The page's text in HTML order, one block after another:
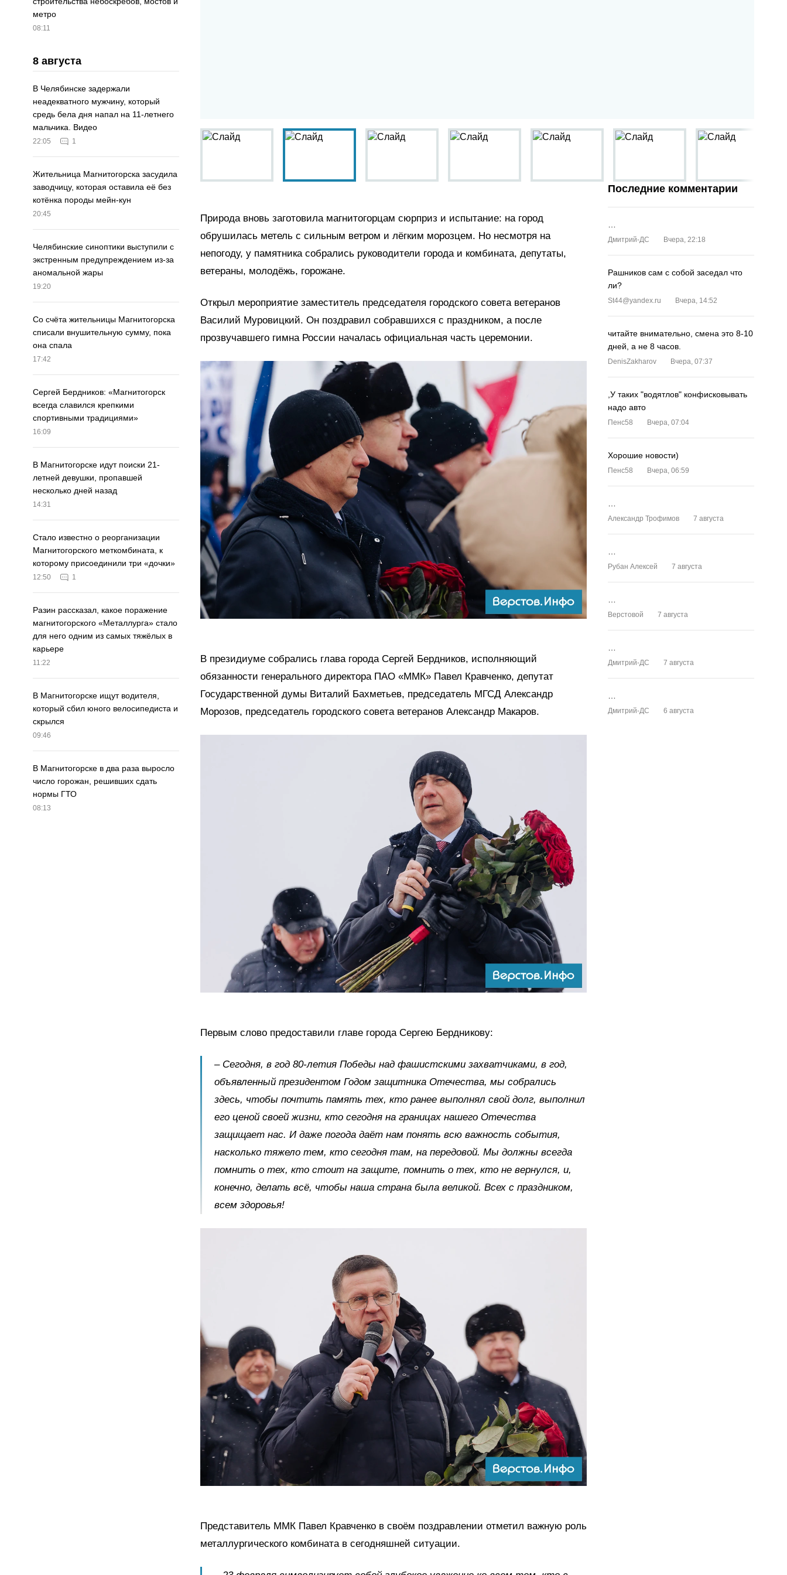
метро
08:11
8 августа
В Челябинске задержали
неадекватного мужчину, который
средь бела дня напал на 11-летнего
мальчика. Видео
22:05 1
Жительница Магнитогорска засудила
заводчицу, которая оставила её без
котёнка породы мейн-кун
20:45
Челябинские синоптики выступили с
экстренным предупреждением из-за
аномальной жары
19:20
Со счёта жительницы Магнитогорска
списали внушительную сумму, пока
она спала
17:42
Сергей Бердников: «Магнитогорск
всегда славился крепкими
спортивными традициями»
16:09
В Магнитогорске идут поиски 21-
летней девушки, пропавшей
несколько дней назад
14:31
Стало известно о реорганизации
Магнитогорского меткомбината, к
которому присоединили три «дочки»
12:50 1
Разин рассказал, какое поражение
магнитогорского «Металлурга» стало
для него одним из самых тяжёлых в
карьере
11:22
В Магнитогорске ищут водителя,
который сбил юного велосипедиста и
скрылся
09:46
В Магнитогорске в два раза выросло
число горожан, решивших сдать
нормы ГТО
08:13
Природа вновь заготовила магнитогорцам сюрприз и испытание: на город
обрушилась метель с сильным ветром и лёгким морозцем. Но несмотря на
непогоду, у памятника собрались руководители города и комбината, депутаты,
ветераны, молодёжь, горожане.
Открыл мероприятие заместитель председателя городского совета ветеранов
Василий Муровицкий. Он поздравил собравшихся с праздником, а после
прозвучавшего гимна России началась официальная часть церемонии.
В президиуме собрались глава города Сергей Бердников, исполняющий
обязанности генерального директора ПАО «ММК» Павел Кравченко, депутат
Государственной думы Виталий Бахметьев, председатель МГСД Александр
Морозов, председатель городского совета ветеранов Александр Макаров.
Первым слово предоставили главе города Сергею Бердникову:
– Сегодня, в год 80-летия Победы над фашистскими захватчиками, в год,
объявленный президентом Годом защитника Отечества, мы собрались
здесь, чтобы почтить память тех, кто ранее выполнял свой долг, выполнил
его ценой своей жизни, кто сегодня на границах нашего Отечества
защищает нас. И даже погода даёт нам понять всю важность события,
насколько тяжело тем, кто сегодня там, на передовой. Мы должны всегда
помнить о тех, кто стоит на защите, помнить о тех, кто не вернулся, и,
конечно, делать всё, чтобы наша страна была великой. Всех с праздником,
всем здоровья!
Представитель ММК Павел Кравченко в своём поздравлении отметил важную роль
металлургического комбината в сегодняшней ситуации.
Последние комментарии
Дмитрий-ДС Вчера, 22:18
Рашников сам с собой заседал что
ли?
St44@yandex.ru Вчера, 14:52
читайте внимательно, смена это 8-10
дней, а не 8 часов.
DenisZakharov Вчера, 07:37
,У таких "водятлов" конфисковывать
надо авто
Пенс58 Вчера, 07:04
Хорошие новости)
Пенс58 Вчера, 06:59
Александр Трофимов 7 августа
Рубан Алексей 7 августа
Верстовой 7 августа
Дмитрий-ДС 7 августа
Дмитрий-ДС 6 августа